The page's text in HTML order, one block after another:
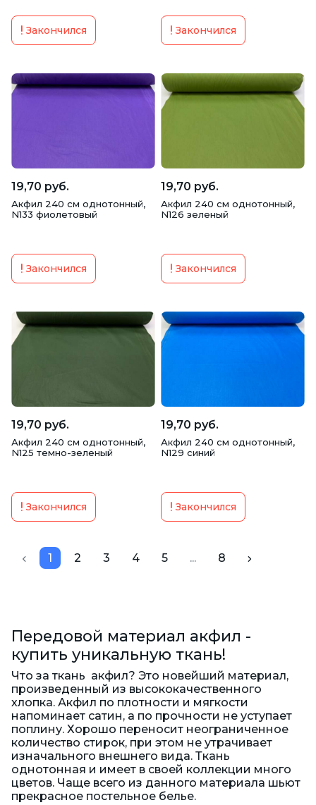
Закончился Закончился
19,70 руб.
Акфил 240 см однотонный,
N133 фиолетовый
Закончился
19,70 руб.
Акфил 240 см однотонный,
N126 зеленый
Закончился
19,70 руб.
Акфил 240 см однотонный,
N125 темно-зеленый
Закончился
19,70 руб.
Акфил 240 см однотонный,
N129 синий
Закончился
1 2 3 4 5 ... 8
Передовой материал акфил -
купить уникальную ткань!
Что за ткань акфил? Это новейший материал,
произведенный из высококачественного
хлопка. Акфил по плотности и мягкости
напоминает сатин, а по прочности не уступает
поплину. Хорошо переносит неограниченное
количество стирок, при этом не утрачивает
изначального внешнего вида. Ткань
однотонная и имеет в своей коллекции много
цветов. Чаще всего из данного материала шьют
прекрасное постельное белье.